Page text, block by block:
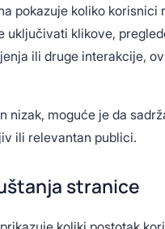
pokazuje koliko korisnici
uključivati klikove,
ili druge interakcije,
nizak, moguće je da
ili relevantan publici.
stranice